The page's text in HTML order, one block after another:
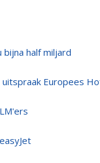
bijna half miljard
uitspraak Europees